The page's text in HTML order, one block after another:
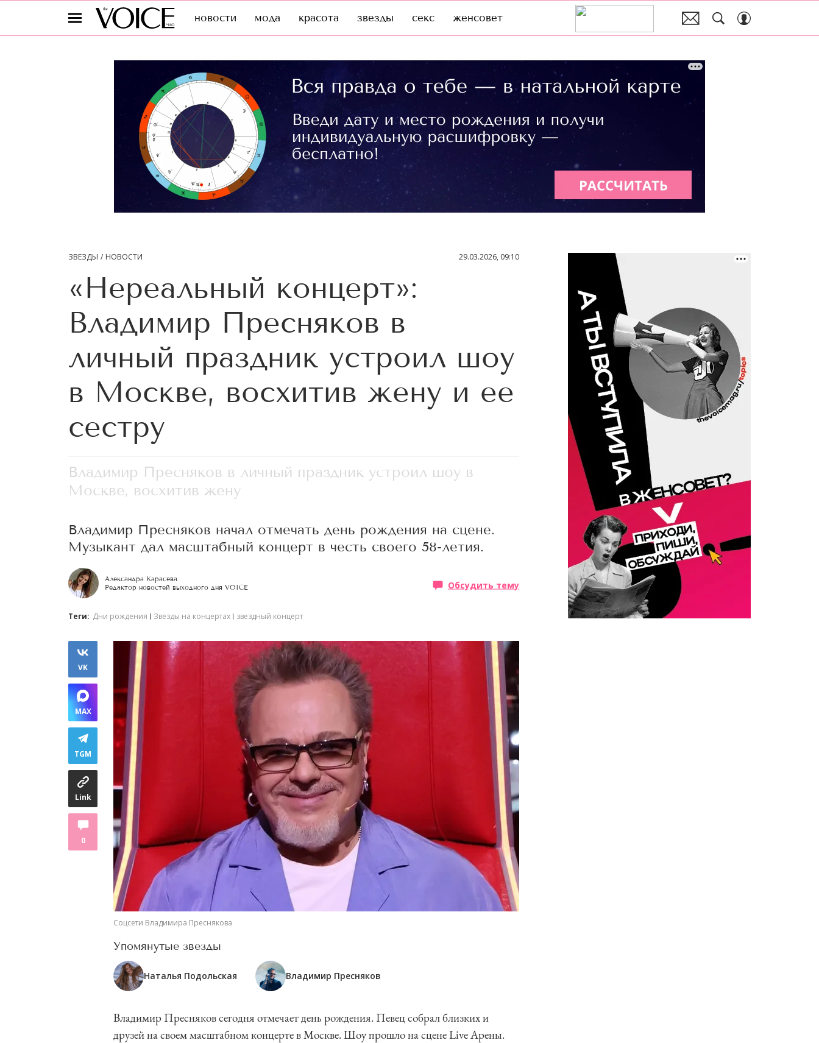
новости мода красота звезды секс женсовет
ЗВЕЗДЫ НОВОСТИ 29.03.2026, 09:10
«Нереальный концерт»:
Владимир Пресняков в
личный праздник устроил шоу
в Москве, восхитив жену и ее
сестру
Владимир Пресняков в личный праздник устроил шоу в
Москве, восхитив жену
Владимир Пресняков начал отмечать день рождения на сцене.
Музыкант дал масштабный концерт в честь своего 58-летия.
Александра Карасева
Редактор новостей выходного дня VOICE
Обсудить тему
Теги: Дни рождения Звезды на концертах звездный концерт
VK
MAX
TGM
Link
0
Соцсети Владимира Преснякова
Упомянутые звезды
Наталья Подольская Владимир Пресняков
Владимир Пресняков сегодня отмечает день рождения. Певец собрал близких и
друзей на своем масштабном концерте в Москве. Шоу прошло на сцене Live Арены.